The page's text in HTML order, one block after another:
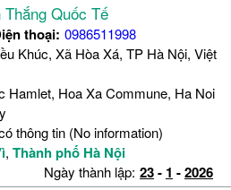
Quốc Tế
thoại: 0986511998
Khúc, Xã Hòa Xá, TP Hà Nội, Việt
Hamlet, Hoa Xa Commune, Ha Noi
thông tin (No information)
, Thành phố Hà Nội
Ngày thành lập: 23- 1 -2026